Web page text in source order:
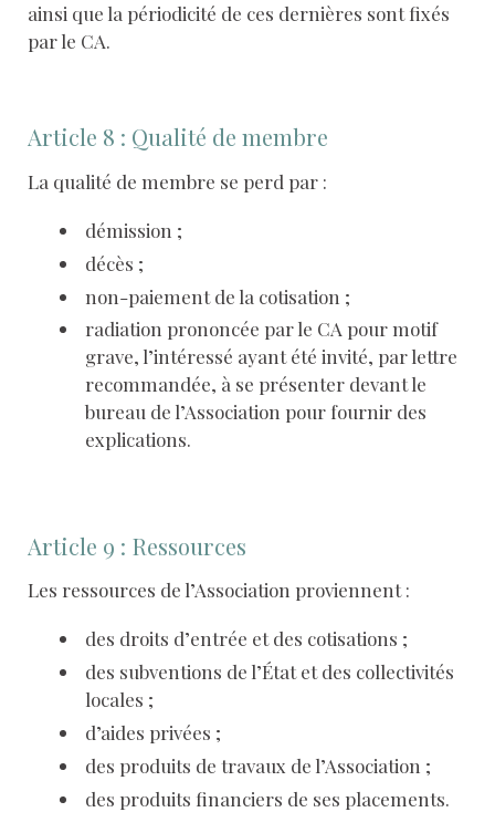
ainsi que la périodicité de ces dernières sont fixés
par le CA.
Article 8 : Qualité de membre
La qualité de membre se perd par :
démission ;
décès ;
non-paiement de la cotisation ;
radiation prononcée par le CA pour motif
grave, l’intéressé ayant été invité, par lettre
recommandée, à se présenter devant le
bureau de l’Association pour fournir des
explications.
Article 9 : Ressources
Les ressources de l’Association proviennent :
des droits d’entrée et des cotisations ;
des subventions de l’État et des collectivités
locales ;
d’aides privées ;
des produits de travaux de l’Association ;
des produits financiers de ses placements.